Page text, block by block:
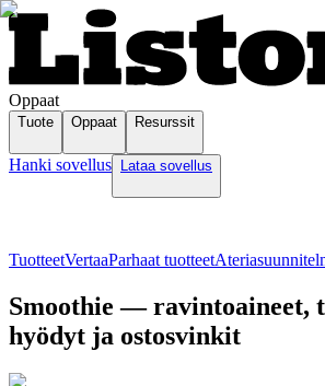
Oppaat
Tuote Oppaat Resurssit
Hanki sovellus Lataa sovellus
TuotteetVertaaParhaat tuotteet
Smoothie — ravintoaineet,
hyödyt ja ostosvinkit